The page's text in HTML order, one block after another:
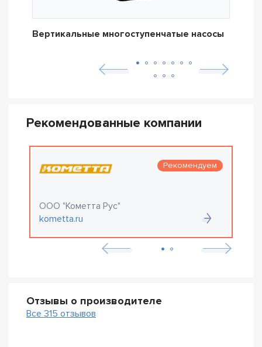
Вертикальные многоступенчатые насосы
Рекомендованные компании
Рекомендуем
ООО "Кометта Рус"
kometta.ru
Отзывы о производителе
Все 315 отзывов